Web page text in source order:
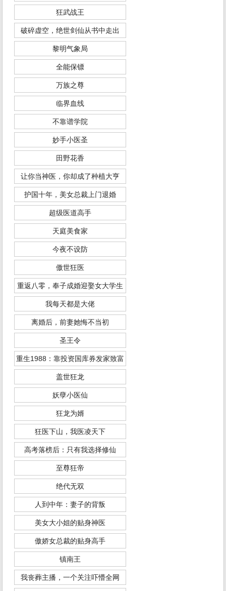
狂武战王
破碎虚空，绝世剑仙从书中走出
黎明气象局
全能保镖
万族之尊
临界血线
不靠谱学院
妙手小医圣
田野花香
让你当神医，你却成了种植大亨
护国十年，美女总裁上门退婚
超级医道高手
天庭美食家
今夜不设防
傲世狂医
重返八零，奉子成婚迎娶女大学生
我每天都是大佬
离婚后，前妻她悔不当初
圣王令
重生1988：靠投资国库券发家致富
盖世狂龙
妖孽小医仙
狂龙为婿
狂医下山，我医凌天下
高考落榜后：只有我选择修仙
至尊狂帝
绝代无双
人到中年：妻子的背叛
美女大小姐的贴身神医
傲娇女总裁的贴身高手
镇南王
我丧葬主播，一个关注吓懵全网